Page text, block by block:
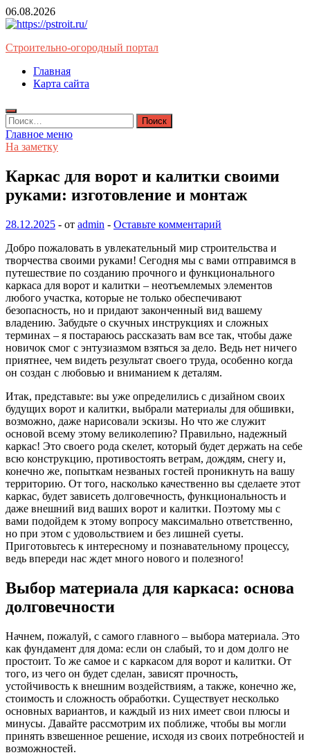
Перейти
к
06.08.2026
Строительно-огородный портал
Главная
Карта сайта
Найти:
Главное меню
На заметку
Каркас для ворот и калитки своими
руками: изготовление и монтаж
28.12.2025 - от admin - Оставьте комментарий
Добро пожаловать в увлекательный мир строительства и
творчества своими руками! Сегодня мы с вами отправимся в
путешествие по созданию прочного и функционального
каркаса для ворот и калитки – неотъемлемых элементов
любого участка, которые не только обеспечивают
безопасность, но и придают законченный вид вашему
владению. Забудьте о скучных инструкциях и сложных
терминах – я постараюсь рассказать вам все так, чтобы даже
новичок смог с энтузиазмом взяться за дело. Ведь нет ничего
приятнее, чем видеть результат своего труда, особенно когда
он создан с любовью и вниманием к деталям.
Итак, представьте: вы уже определились с дизайном своих
будущих ворот и калитки, выбрали материалы для обшивки,
возможно, даже нарисовали эскизы. Но что же служит
основой всему этому великолепию? Правильно, надежный
каркас! Это своего рода скелет, который будет держать на себе
всю конструкцию, противостоять ветрам, дождям, снегу и,
конечно же, попыткам незваных гостей проникнуть на вашу
территорию. От того, насколько качественно вы сделаете этот
каркас, будет зависеть долговечность, функциональность и
даже внешний вид ваших ворот и калитки. Поэтому мы с
вами подойдем к этому вопросу максимально ответственно,
но при этом с удовольствием и без лишней суеты.
Приготовьтесь к интересному и познавательному процессу,
ведь впереди нас ждет много нового и полезного!
Выбор материала для каркаса: основа
долговечности
Начнем, пожалуй, с самого главного – выбора материала. Это
как фундамент для дома: если он слабый, то и дом долго не
простоит. То же самое и с каркасом для ворот и калитки. От
того, из чего он будет сделан, зависят прочность,
устойчивость к внешним воздействиям, а также, конечно же,
стоимость и сложность обработки. Существует несколько
основных вариантов, и каждый из них имеет свои плюсы и
минусы. Давайте рассмотрим их поближе, чтобы вы могли
принять взвешенное решение, исходя из своих потребностей и
возможностей.